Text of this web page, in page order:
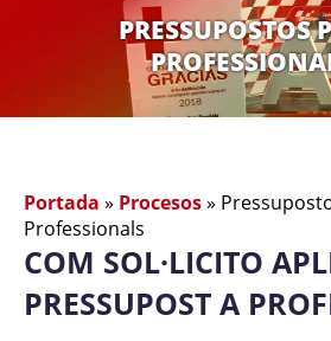
PRESSUPOSTOS
Portada » Procesos»
Professionals
COM SOL·LICITO
PRESSUPOST A